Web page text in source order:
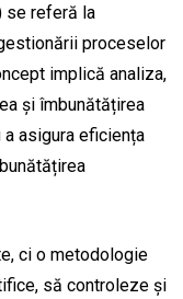
se referă la
proceselor
implică analiza,
și îmbunătățirea
asigura eficiența
ci o metodologie
să controleze și